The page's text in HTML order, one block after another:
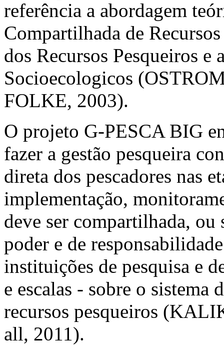
referência a abordagem
Compartilhada de
dos Recursos Pesqueiros e
Socioecologicos
FOLKE, 2003).
O projeto G-PESCA BIG
fazer a gestão pesqueira
direta dos pescadores nas
implementação,
deve ser compartilhada, ou
poder e de
instituições de pesquisa e
e escalas - sobre o sistema
recursos pesqueiros
all, 2011).